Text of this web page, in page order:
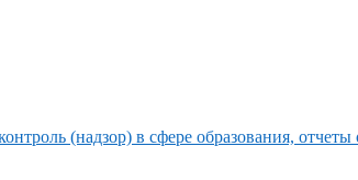
(надзор) в сфере образования,